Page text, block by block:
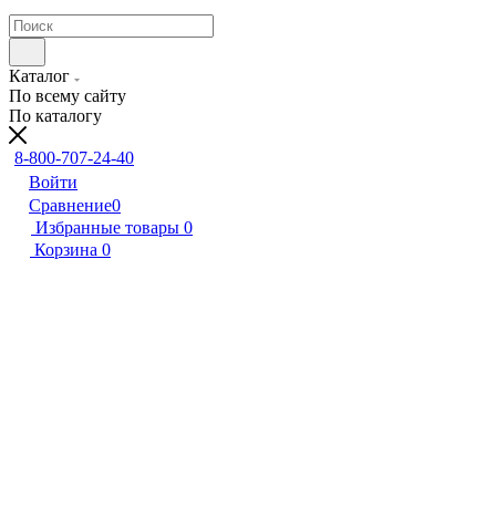
Каталог
По всему сайту
По каталогу
8-800-707-24-40
Войти
Сравнение0
Избранные товары 0
Корзина 0